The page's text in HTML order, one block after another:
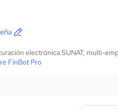
electrónica SUNAT, multi-
FinBot Pro